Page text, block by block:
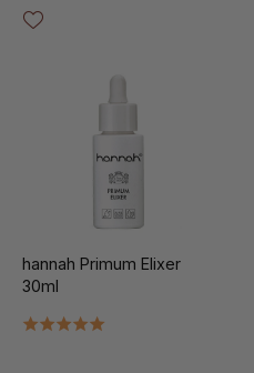
hannah Primum Elixer
30ml